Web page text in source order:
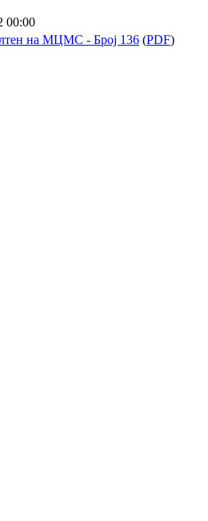
00:00
на МЦМС - Број 136 (PDF)